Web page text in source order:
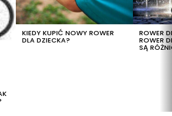
KIEDY KUPIĆ NOWY ROWER
DLA DZIECKA?
ROWER
ROWER
SĄ